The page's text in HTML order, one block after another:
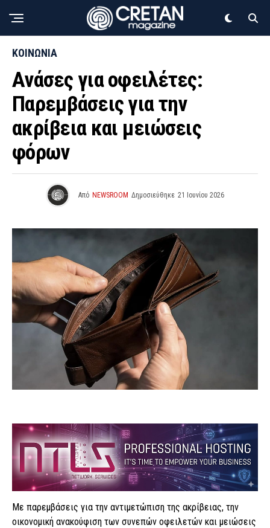
ΚΟΙΝΩΝΙΑ
Ανάσες για οφειλέτες:
Παρεμβάσεις για την
ακρίβεια και μειώσεις
φόρων
Από NEWSROOM Δημοσιεύθηκε 21 Ιουνίου 2026
Με παρεμβάσεις για την αντιμετώπιση της ακρίβειας, την
οικονομική ανακούφιση των συνεπών οφειλετών και μειώσεις